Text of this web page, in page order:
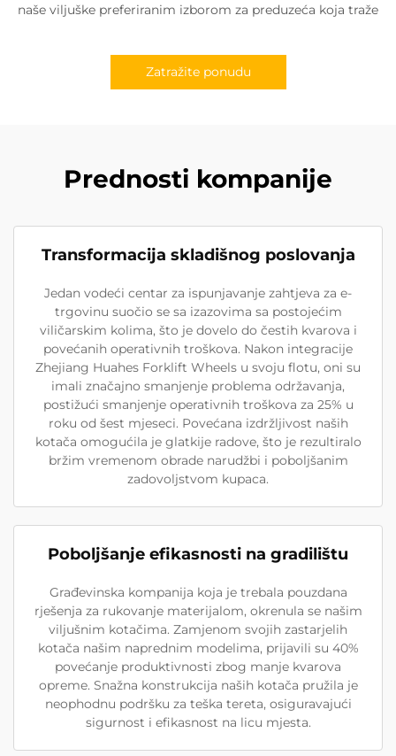
naše viljuške preferiranim izborom za preduzeća koja traže
Zatražite ponudu
Prednosti kompanije
Transformacija skladišnog poslovanja
Jedan vodeći centar za ispunjavanje zahtjeva za e-
trgovinu suočio se sa izazovima sa postojećim
viličarskim kolima, što je dovelo do čestih kvarova i
povećanih operativnih troškova. Nakon integracije
Zhejiang Huahes Forklift Wheels u svoju flotu, oni su
imali značajno smanjenje problema održavanja,
postižući smanjenje operativnih troškova za 25% u
roku od šest mjeseci. Povećana izdržljivost naših
kotača omogućila je glatkije radove, što je rezultiralo
bržim vremenom obrade narudžbi i poboljšanim
zadovoljstvom kupaca.
Poboljšanje efikasnosti na gradilištu
Građevinska kompanija koja je trebala pouzdana
rješenja za rukovanje materijalom, okrenula se našim
viljušnim kotačima. Zamjenom svojih zastarjelih
kotača našim naprednim modelima, prijavili su 40%
povećanje produktivnosti zbog manje kvarova
opreme. Snažna konstrukcija naših kotača pružila je
neophodnu podršku za teška tereta, osiguravajući
sigurnost i efikasnost na licu mjesta.